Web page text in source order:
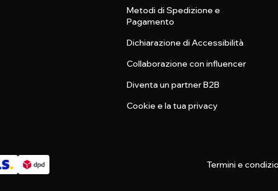
Metodi di Spedizione e
Pagamento
Dichiarazione di Accessibilità
Collaborazione con influencer
Diventa un partner B2B
Cookie e la tua privacy
Termini e